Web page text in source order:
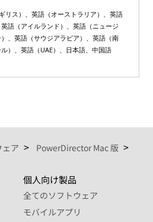
リス）、英語（オーストラリア）、英語
語（アイルランド）、英語（ニュージ
、英語（サウジアラビア）、英語（南
）、英語（UAE）、日本語、中国語
ア
PowerDirector Mac 版
個人向け製品
全てのソフトウェア
モバイルアプリ